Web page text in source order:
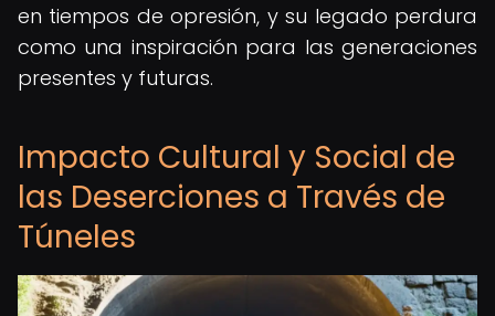
en tiempos de opresión, y su legado perdura
como una inspiración para las generaciones
presentes y futuras.
Impacto Cultural y Social de
las Deserciones a Través de
Túneles